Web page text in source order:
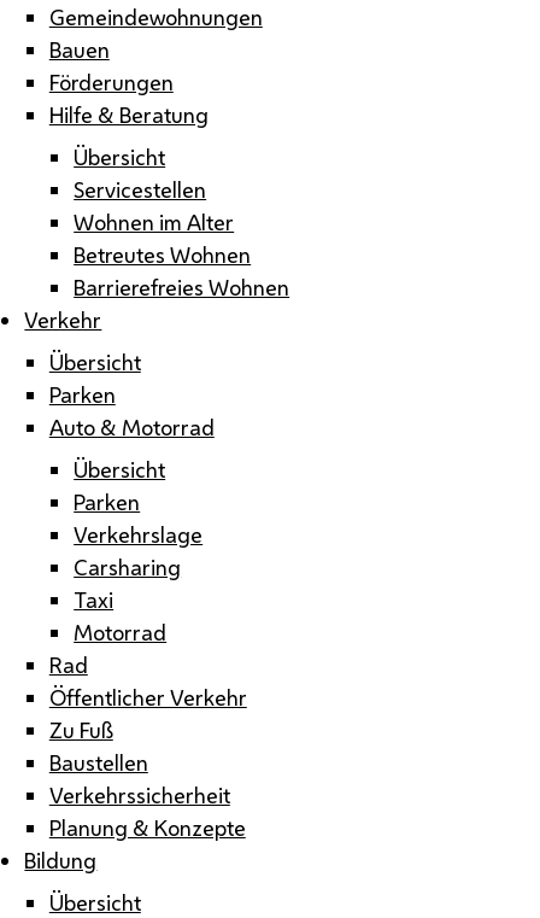
Gemeindewohnungen
Bauen
Förderungen
Hilfe & Beratung
Übersicht
Servicestellen
Wohnen im Alter
Betreutes Wohnen
Barrierefreies Wohnen
Verkehr
Übersicht
Parken
Auto & Motorrad
Übersicht
Parken
Verkehrslage
Carsharing
Taxi
Motorrad
Rad
Öffentlicher Verkehr
Zu Fuß
Baustellen
Verkehrssicherheit
Planung & Konzepte
Bildung
Übersicht